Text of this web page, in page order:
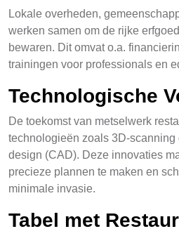
Lokale overheden,
werken samen om de rijke
bewaren. Dit omvat o.a.
trainingen voor professionals en
Technologische
De toekomst van metselwerk
technologieën zoals 3D-scanning
design (CAD). Deze innovaties
precieze plannen te maken en
minimale invasie.
Tabel met